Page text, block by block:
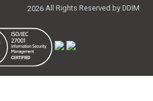
2026All Rights Reserved by DDIM